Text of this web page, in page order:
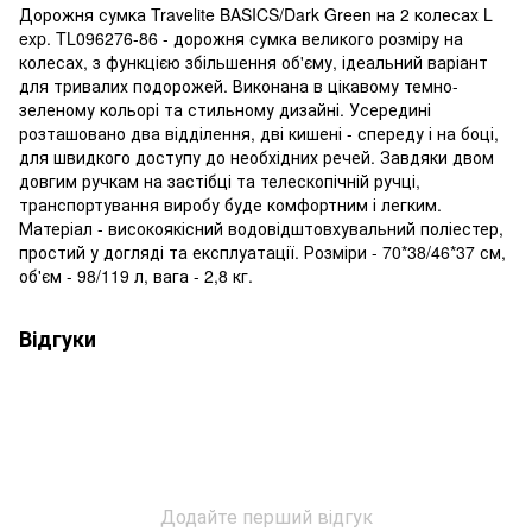
Дорожня сумка Travelite BASICS/Dark Green на 2 колесах L
exp. TL096276-86 - дорожня сумка великого розміру на
колесах, з функцією збільшення об'єму, ідеальний варіант
для тривалих подорожей. Виконана в цікавому темно-
зеленому кольорі та стильному дизайні. Усередині
розташовано два відділення, дві кишені - спереду і на боці,
для швидкого доступу до необхідних речей. Завдяки двом
довгим ручкам на застібці та телескопічній ручці,
транспортування виробу буде комфортним і легким.
Матеріал - високоякісний водовідштовхувальний поліестер,
простий у догляді та експлуатації. Розміри - 70*38/46*37 см,
об'єм - 98/119 л, вага - 2,8 кг.
Відгуки
Додайте перший відгук